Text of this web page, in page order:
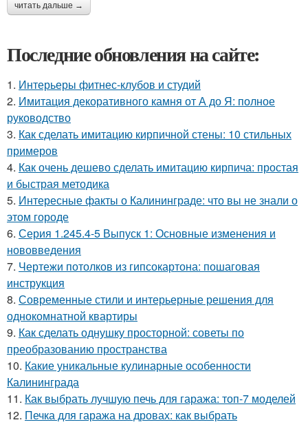
читать дальше →
Последние обновления на сайте:
1. Интерьеры фитнес-клубов и студий
2. Имитация декоративного камня от А до Я: полное
руководство
3. Как сделать имитацию кирпичной стены: 10 стильных
примеров
4. Как очень дешево сделать имитацию кирпича: простая
и быстрая методика
5. Интересные факты о Калининграде: что вы не знали о
этом городе
6. Серия 1.245.4-5 Выпуск 1: Основные изменения и
нововведения
7. Чертежи потолков из гипсокартона: пошаговая
инструкция
8. Современные стили и интерьерные решения для
однокомнатной квартиры
9. Как сделать однушку просторной: советы по
преобразованию пространства
10. Какие уникальные кулинарные особенности
Калининграда
11. Как выбрать лучшую печь для гаража: топ-7 моделей
12. Печка для гаража на дровах: как выбрать